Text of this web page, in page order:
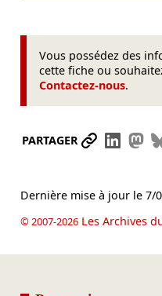
Vous possédez des
cette fiche ou
Contactez-nous.
PARTAGER Partager
Dernière mise à jour le 7/
© 2007-2026Les Archives